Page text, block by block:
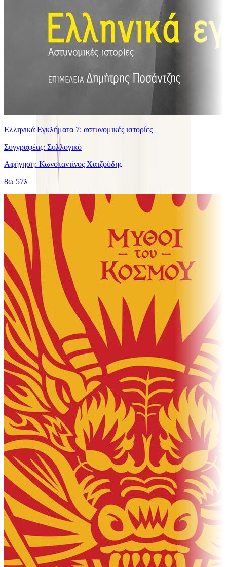
Ελληνικά Εγκλήματα 7: αστυνομικές ιστορίες
Συγγραφέας: Συλλογικό
Αφήγηση: Κωνσταντίνος Χατζούδης
8ω 57λ